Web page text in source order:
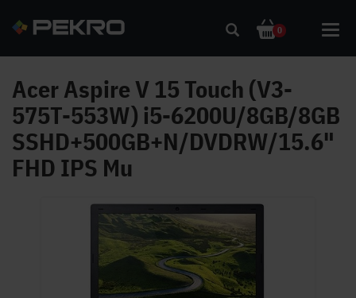
0
Acer Aspire V 15 Touch (V3-
575T-553W) i5-6200U/8GB/8GB
SSHD+500GB+N/DVDRW/15.6"
FHD IPS Mu